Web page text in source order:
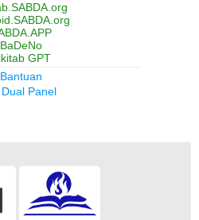
BaDeNo
GPT
Bantuan
Panel